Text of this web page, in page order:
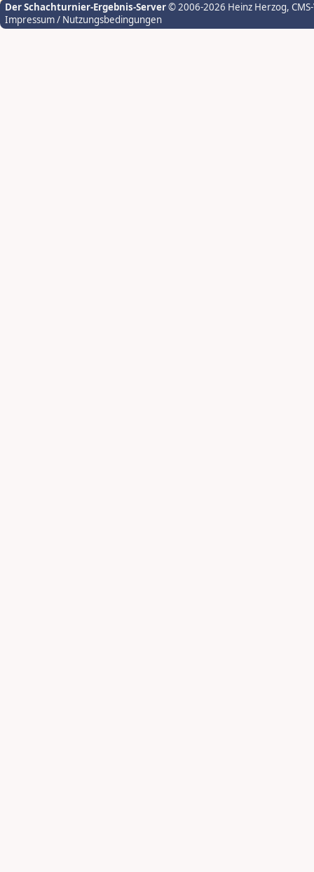
Der Schachturnier-Ergebnis-Server© 2006-2026 Heinz Herzog,
Impressum / Nutzungsbedingungen